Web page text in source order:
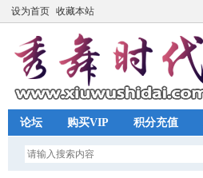
设为首页 收藏本站
论坛 购买VIP 积分充值